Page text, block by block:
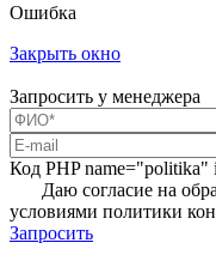
Ошибка
Закрыть окно
Запросить у менеджера
Код PHPname="politika"
Даю согласие на
условиями политики
Запросить